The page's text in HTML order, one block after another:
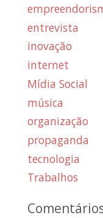
entrevista
inovação
internet
Mídia Social
música
organização
propaganda
tecnologia
Trabalhos